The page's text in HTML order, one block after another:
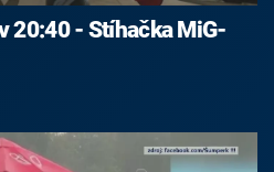
20:40 - Stíhačka MiG-